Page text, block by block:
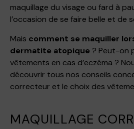
maquillage du visage ou fard à
l’occasion de se faire belle et de
Mais comment se maquiller
dermatite atopique ? Peut-on
vêtements en cas d’eczéma ?
découvrir tous nos conseils
correcteur et le choix des
MAQUILLAGE